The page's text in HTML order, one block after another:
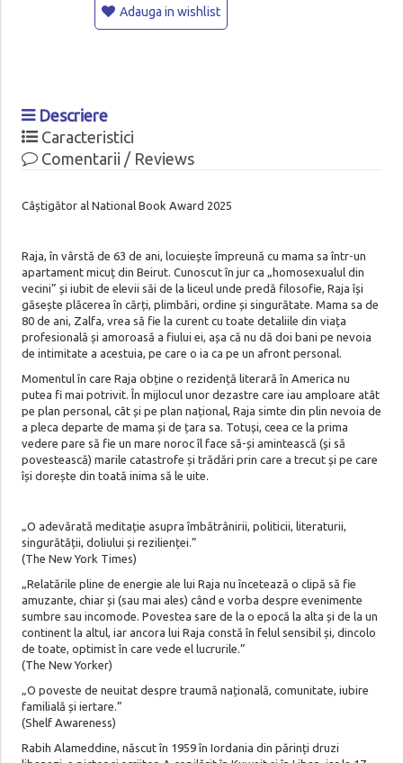
Adauga in wishlist
Descriere
Caracteristici
Comentarii / Reviews
Câștigător al National Book Award 2025
Raja, în vârstă de 63 de ani, locuiește împreună cu mama sa într-un
apartament micuț din Beirut. Cunoscut în jur ca „homosexualul din
vecini” și iubit de elevii săi de la liceul unde predă filosofie, Raja își
găsește plăcerea în cărți, plimbări, ordine și singurătate. Mama sa de
80 de ani, Zalfa, vrea să fie la curent cu toate detaliile din viața
profesională și amoroasă a fiului ei, așa că nu dă doi bani pe nevoia
de intimitate a acestuia, pe care o ia ca pe un afront personal.
Momentul în care Raja obține o rezidență literară în America nu
putea fi mai potrivit. În mijlocul unor dezastre care iau amploare atât
pe plan personal, cât și pe plan național, Raja simte din plin nevoia de
a pleca departe de mama și de țara sa. Totuși, ceea ce la prima
vedere pare să fie un mare noroc îl face să-și amintească (și să
povestească) marile catastrofe și trădări prin care a trecut și pe care
își dorește din toată inima să le uite.
„O adevărată meditație asupra îmbătrânirii, politicii, literaturii,
singurătății, doliului și rezilienței.”
(The New York Times)
„Relatările pline de energie ale lui Raja nu încetează o clipă să fie
amuzante, chiar și (sau mai ales) când e vorba despre evenimente
sumbre sau incomode. Povestea sare de la o epocă la alta și de la un
continent la altul, iar ancora lui Raja constă în felul sensibil și, dincolo
de toate, optimist în care vede el lucrurile.”
(The New Yorker)
„O poveste de neuitat despre traumă națională, comunitate, iubire
familială și iertare.”
(Shelf Awareness)
Rabih Alameddine, născut în 1959 în Iordania din părinți druzi